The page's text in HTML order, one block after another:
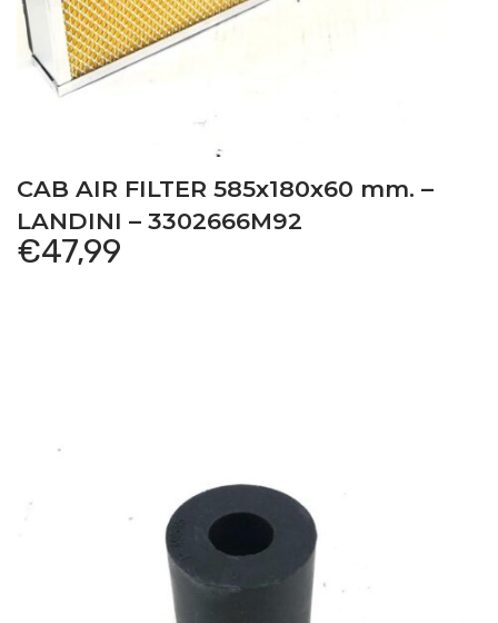
CAB AIR FILTER 585x180x60 mm. –
LANDINI – 3302666M92
€47,99